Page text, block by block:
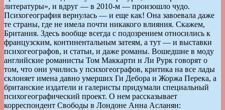
литературы», и вдруг — в 2010-м — произошло чудо.
Психогеография вернулась — и еще как! Она завоевала даже
те страны, где не имела почти никакого влияния. Скажем,
Британия. Здесь вообще всегда с подозрением относились к
французским, континентальным затеям, а тут — и выставки
психогеографов, и статьи, и даже романы. Вошедшие в моду
английские романисты Том Маккарти и Ли Рурк говорят о
том, что они учились у психогеографов, критика на все лады
склоняет имена давно умерших Ги Дебора и Жоржа Перека, а
британские издатели и галеристы придумали специальный
психогеографический проект. О нем рассказывает
корреспондент Свободы в Лондоне Анна Асланян: